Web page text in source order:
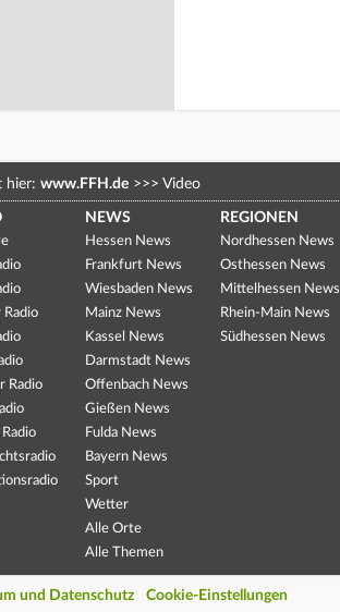
hier: www.FFH.de >>> Video
Radio
NEWS
Hessen News
Frankfurt News
Wiesbaden News
Mainz News
Kassel News
Darmstadt News
Offenbach News
Gießen News
Fulda News
Bayern News
Sport
Wetter
Alle Orte
Alle Themen
REGIONEN
Nordhessen News
Osthessen News
Mittelhessen News
Rhein-Main News
Südhessen News
und Datenschutz Cookie-Einstellungen